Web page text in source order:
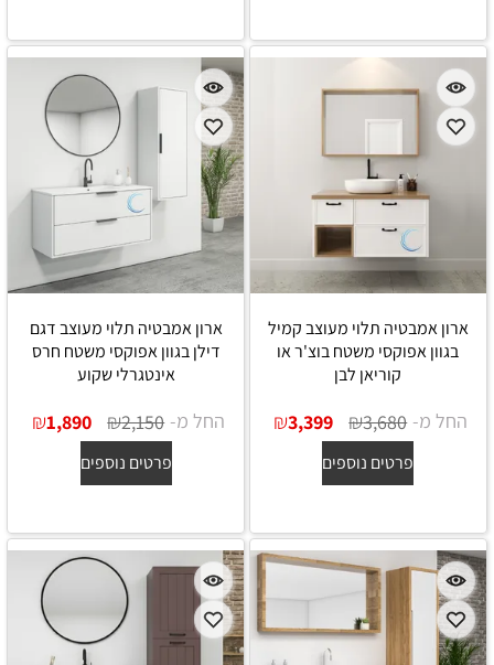
ארון אמבטיה תלוי מעוצב קמיל
בגוון אפוקסי משטח בוצ'ר או
קוריאן לבן
החל מ- ₪3,680
₪3,399
פרטים נוספים
ארון אמבטיה תלוי מעוצב דגם
דילן בגוון אפוקסי משטח חרס
אינטגרלי שקוע
החל מ- ₪2,150
₪1,890
פרטים נוספים